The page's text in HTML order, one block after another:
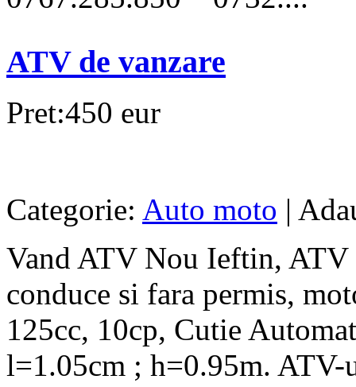
ATV de vanzare
Pret:450 eur
Categorie: Auto moto |
Vand ATV Nou Ieftin,
conduce si fara permis,
125cc, 10cp, Cutie
l=1.05cm ; h=0.95m. ATV-